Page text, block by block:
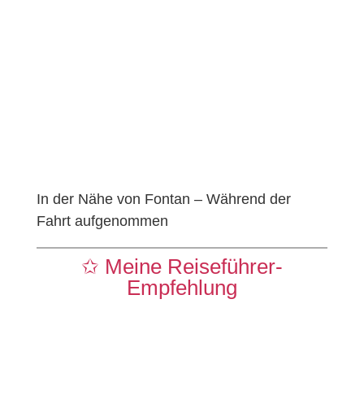
In der Nähe von Fontan – Während der
Fahrt aufgenommen
✩ Meine Reiseführer-
Empfehlung